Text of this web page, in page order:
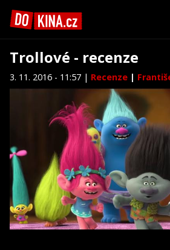
Trollové - recenze
3. 11. 2016 - 11:57 | Recenze |